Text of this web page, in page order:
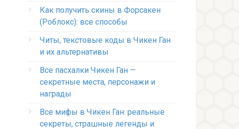
Как получить скины в Форсакен
(Роблокс): все способы
Читы, текстовые коды в Чикен Ган
и их альтернативы
Все пасхалки Чикен Ган —
секретные места, персонажи и
награды
Все мифы в Чикен Ган: реальные
секреты, страшные легенды и